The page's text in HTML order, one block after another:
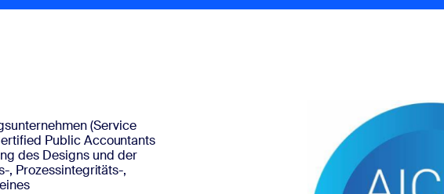
(Service
Public Accountants
des Designs und der
, Prozessintegritäts-,